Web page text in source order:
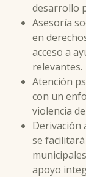
desarrollo
Asesoría
en
acceso a
relevantes.
Atención
con un
violencia
Derivación
se
apoyo